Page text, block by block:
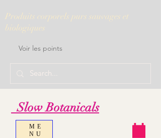
Produits corporels purs sauvages et
biologiques
Voir les points
Slow Botanicals
ME
NU